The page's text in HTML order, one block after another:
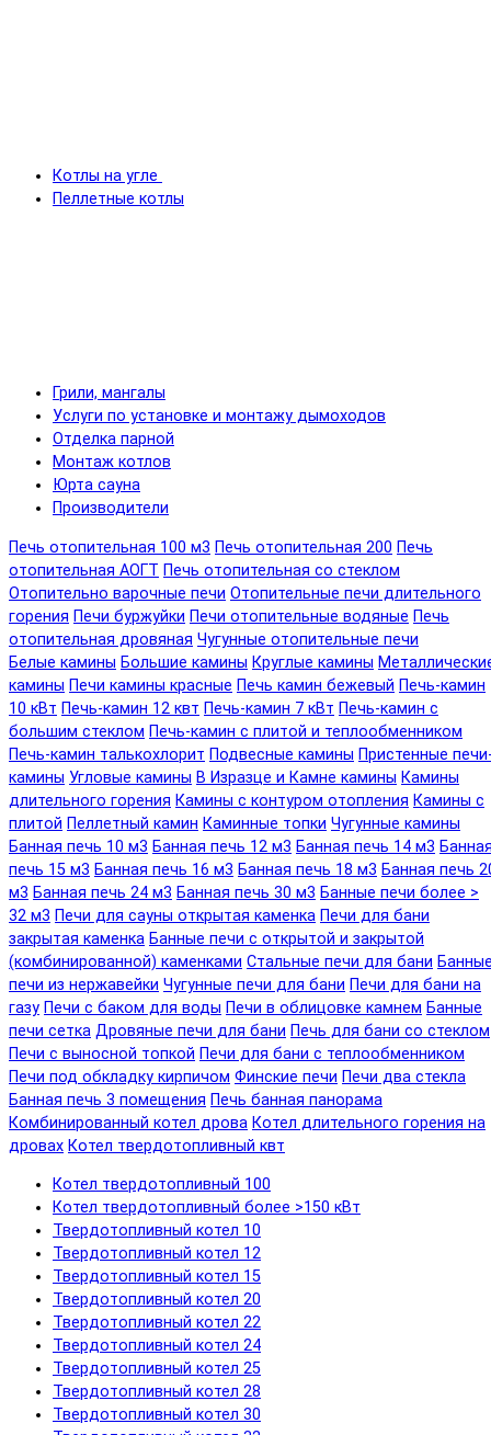
Котлы на угле
Пеллетные котлы
Грили, мангалы
Услуги по установке и монтажу дымоходов
Отделка парной
Монтаж котлов
Юрта сауна
Производители
Печь отопительная 100 м3 Печь отопительная 200 Печь
отопительная АОГТ Печь отопительная со стеклом
Отопительно варочные печи Отопительные печи длительного
горения Печи буржуйки Печи отопительные водяные Печь
отопительная дровяная Чугунные отопительные печи
Белые камины Большие камины Круглые камины
камины Печи камины красные Печь камин бежевый Печь-камин
10 кВт Печь-камин 12 квт Печь-камин 7 кВт Печь-камин с
большим стеклом Печь-камин с плитой и теплообменником
Печь-камин талькохлорит Подвесные камины Пристенные
камины Угловые камины В Изразце и Камне камины Камины
длительного горения Камины с контуром отопления Камины с
плитой Пеллетный камин Каминные топки Чугунные камины
Банная печь 10 м3 Банная печь 12 м3 Банная печь 14 м3
печь 15 м3 Банная печь 16 м3 Банная печь 18 м3 Банная печь
м3 Банная печь 24 м3 Банная печь 30 м3 Банные печи более >
32 м3 Печи для сауны открытая каменка Печи для бани
закрытая каменка Банные печи с открытой и закрытой
(комбинированной) каменками Стальные печи для бани
печи из нержавейки Чугунные печи для бани Печи для бани на
газу Печи с баком для воды Печи в облицовке камнем Банные
печи сетка Дровяные печи для бани Печь для бани со стеклом
Печи с выносной топкой Печи для бани с теплообменником
Печи под обкладку кирпичом Финские печи Печи два стекла
Банная печь 3 помещения Печь банная панорама
Комбинированный котел дрова Котел длительного горения на
дровах Котел твердотопливный квт
Котел твердотопливный 100
Котел твердотопливный более >150 кВт
Твердотопливный котел 10
Твердотопливный котел 12
Твердотопливный котел 15
Твердотопливный котел 20
Твердотопливный котел 22
Твердотопливный котел 24
Твердотопливный котел 25
Твердотопливный котел 28
Твердотопливный котел 30